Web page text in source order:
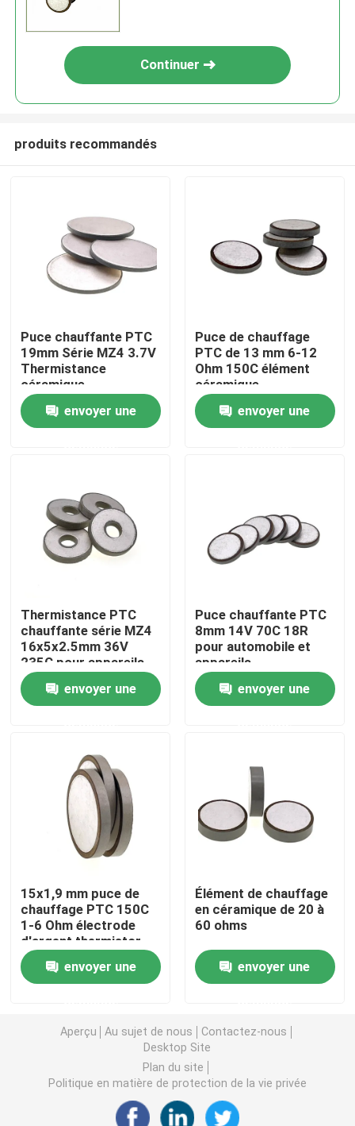
Produits
vidéo
Visite de l'usine
Contrôle de la qualité
Nous contacter
Nouvelles
Les affaires
Thermistance de ptc
Puce de chauffage PTC
Thermistors NTC
Thermistance de SMD NTC
Le thermistore NTC de puissance
Varistance CMS
Continuer
produits recommandés
Puce chauffante PTC
19mm Série MZ4 3.7V
Thermistance
céramique
envoyer une
Puce de chauffage
PTC de 13 mm 6-12
Ohm 150C élément
céramique
envoyer une
Thermistance PTC
chauffante série MZ4
16x5x2.5mm 36V
235C pour appareils
automobiles
envoyer une
Puce chauffante PTC
8mm 14V 70C 18R
pour automobile et
appareils
électroménagers
envoyer une
15x1,9 mm puce de
chauffage PTC 150C
1-6 Ohm électrode
d'argent thermistor
envoyer une
Élément de chauffage
en céramique de 20 à
60 ohms
envoyer une
Aperçu Au sujet de nous
Contactez-nous
Desktop Site
Plan du site
Politique en matière de protection de la vie privée